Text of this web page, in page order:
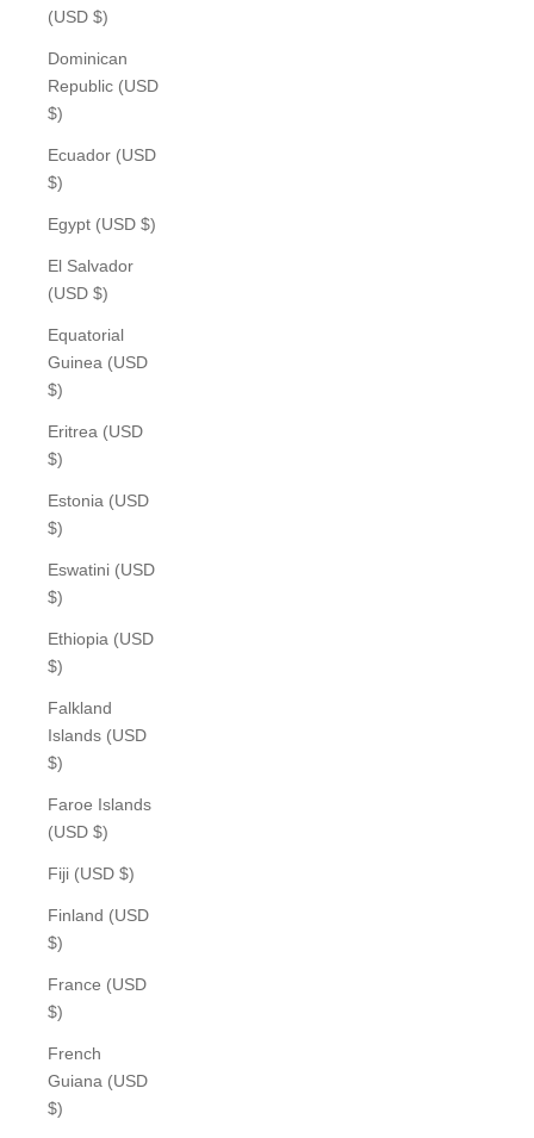
(USD $)
Dominican
Republic (USD
$)
Ecuador (USD
$)
Egypt (USD $)
El Salvador
(USD $)
Equatorial
Guinea (USD
$)
Eritrea (USD
$)
Estonia (USD
$)
Eswatini (USD
$)
Ethiopia (USD
$)
Falkland
Islands (USD
$)
Faroe Islands
(USD $)
Fiji (USD $)
Finland (USD
$)
France (USD
$)
French
Guiana (USD
$)